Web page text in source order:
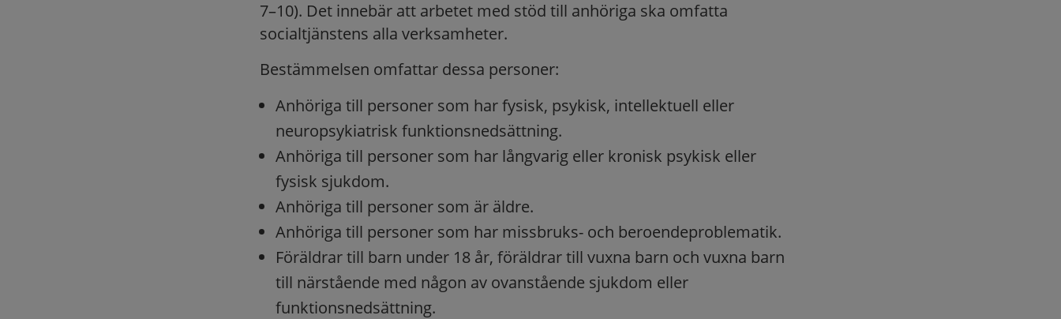
7–10). Det innebär att arbetet med stöd till anhöriga ska omfatta
socialtjänstens alla verksamheter.
Bestämmelsen omfattar dessa personer:
Anhöriga till personer som har fysisk, psykisk, intellektuell eller
neuropsykiatrisk funktionsnedsättning.
Anhöriga till personer som har långvarig eller kronisk psykisk eller
fysisk sjukdom.
Anhöriga till personer som är äldre.
Anhöriga till personer som har missbruks- och beroendeproblematik.
Föräldrar till barn under 18 år, föräldrar till vuxna barn och vuxna barn
till närstående med någon av ovanstående sjukdom eller
funktionsnedsättning.